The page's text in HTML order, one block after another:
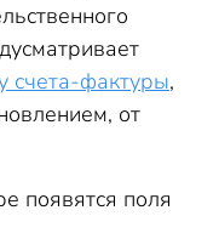
счета-фактуры,
от
появятся поля